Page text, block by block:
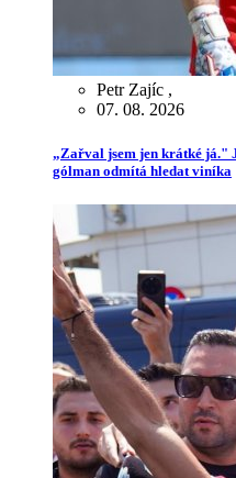
Petr Zajíc ,
07. 08. 2026
„Zařval jsem jen krátké já."
gólman odmítá hledat viníka